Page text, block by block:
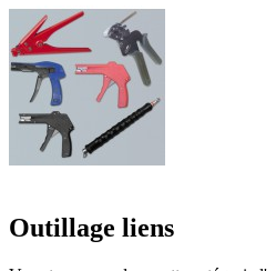
Outillage liens